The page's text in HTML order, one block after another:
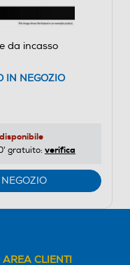
da incasso
IN NEGOZIO
gratuito: verifica
AREA CLIENTI